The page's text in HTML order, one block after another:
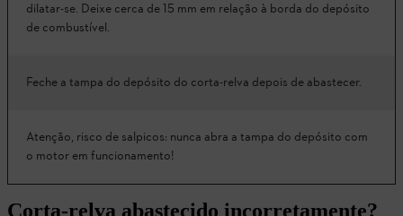
dilatar-se. Deixe cerca de 15 mm em relação à borda do depósito
de combustível.
Feche a tampa do depósito do corta-relva depois de abastecer.
Atenção, risco de salpicos: nunca abra a tampa do depósito com
o motor em funcionamento!
Corta-relva abastecido incorretamente?